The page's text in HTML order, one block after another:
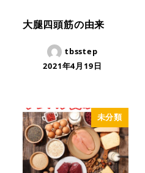
大腿四頭筋の由来
tbsstep
2021年4月19日
未分類